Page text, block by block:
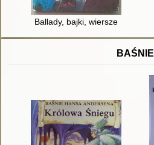
Ballady, bajki, wiersze
BAŚNIE